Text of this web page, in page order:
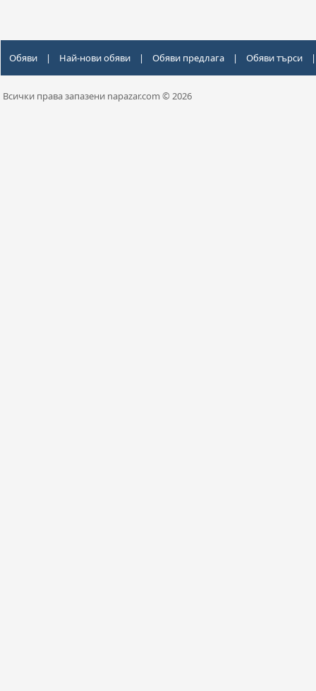
Обяви | Най-нови обяви | Обяви предлага | Обяви търси |
Всички права запазени napazar.com © 2026